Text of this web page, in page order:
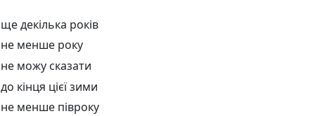
ще декілька років
не менше року
не можу сказати
до кінця цієї зими
не менше півроку